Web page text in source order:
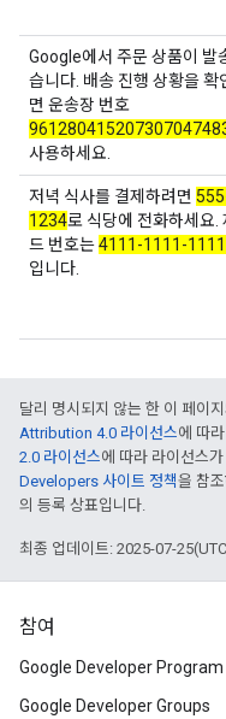
Google에서 주문 상품이 발
습니다. 배송 진행 상황을 확
면 운송장 번호
사용하세요.
저녁 식사를 결제하려면
1234로 식당에 전화하세요.
드 번호는4111-1111-
입니다.
달리 명시되지 않는 한 이 페이
Attribution 4.0 라이선스에 따
2.0 라이선스에 따라 라이선스
Developers 사이트 정책을 참
의 등록 상표입니다.
최종 업데이트: 2025-07-
참여
Google Developer Program
Google Developer Groups